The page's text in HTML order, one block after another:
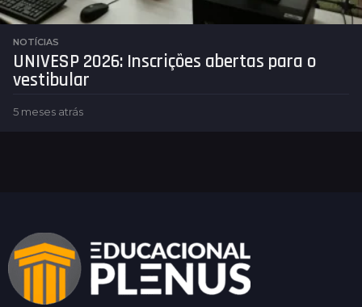
NOTÍCIAS
UNIVESP 2026: Inscrições abertas para o
vestibular
5 meses atrás